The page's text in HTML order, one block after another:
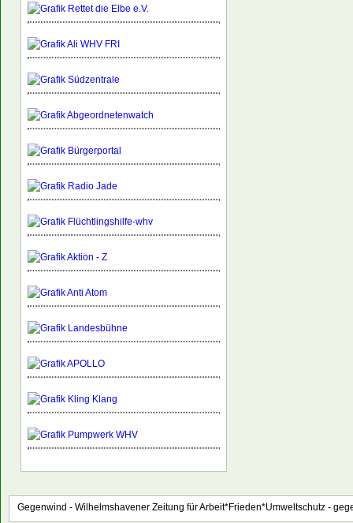
Gegenwind - Wilhelmshavener Zeitung für Arbeit*Frieden*Umweltschutz -